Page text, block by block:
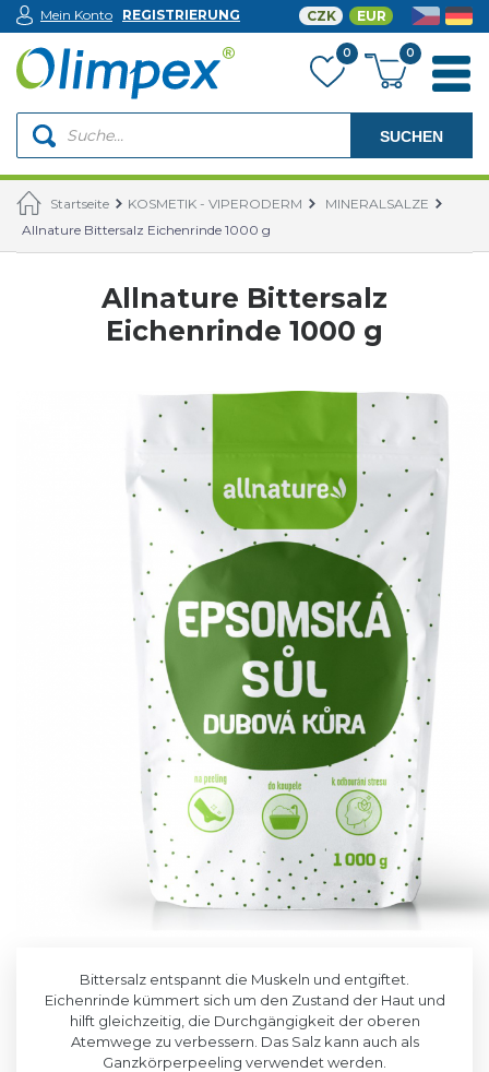
SUCHEN
Mein Konto REGISTRIERUNG
0
CZK EUR
0
Startseite KOSMETIK - VIPERODERM
MINERALSALZE
Allnature Bittersalz Eichenrinde 1000 g
Allnature Bittersalz
Eichenrinde 1000 g
Bittersalz entspannt die Muskeln und entgiftet.
Eichenrinde kümmert sich um den Zustand der Haut und
hilft gleichzeitig, die Durchgängigkeit der oberen
Atemwege zu verbessern. Das Salz kann auch als
Ganzkörperpeeling verwendet werden.